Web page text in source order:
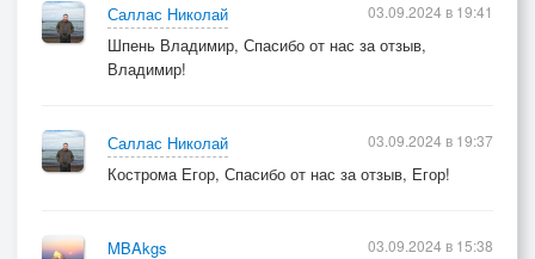
Саллас Николай
Шпень Владимир, Спасибо от нас за отзыв,
Владимир!
03.09.2024 в 19:41
Саллас Николай
Кострома Егор, Спасибо от нас за отзыв, Егор!
03.09.2024 в 19:37
MBAkgs
03.09.2024 в 15:38